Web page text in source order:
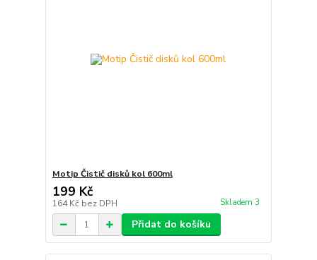
Motip Čistič disků kol 600ml
199 Kč
164 Kč bez DPH Skladem 3
Přidat do košíku